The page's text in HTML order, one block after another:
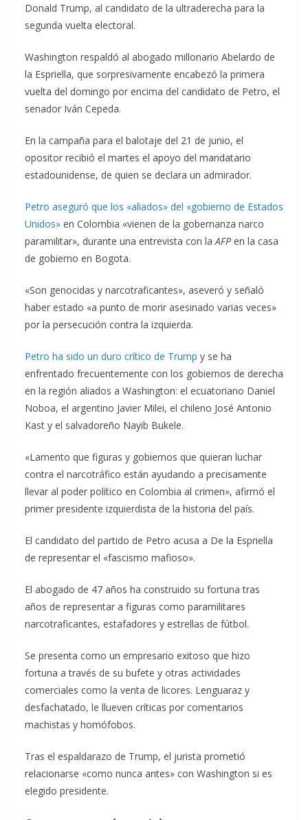
Donald Trump, al candidato de la ultraderecha para la
segunda vuelta electoral.
Washington respaldó al abogado millonario Abelardo de
la Espriella, que sorpresivamente encabezó la primera
vuelta del domingo por encima del candidato de Petro, el
senador Iván Cepeda.
En la campaña para el balotaje del 21 de junio, el
opositor recibió el martes el apoyo del mandatario
estadounidense, de quien se declara un admirador.
Petro aseguró que los «aliados» del «gobierno de Estados
Unidos» en Colombia «vienen de la gobernanza narco
paramilitar», durante una entrevista con la AFP en la casa
de gobierno en Bogota.
«Son genocidas y narcotraficantes», aseveró y señaló
haber estado «a punto de morir asesinado varias veces»
por la persecución contra la izquierda.
Petro ha sido un duro crítico de Trump y se ha
enfrentado frecuentemente con los gobiernos de derecha
en la región aliados a Washington: el ecuatoriano Daniel
Noboa, el argentino Javier Milei, el chileno José Antonio
Kast y el salvadoreño Nayib Bukele.
«Lamento que figuras y gobiernos que quieran luchar
contra el narcotráfico están ayudando a precisamente
llevar al poder político en Colombia al crimen», afirmó el
primer presidente izquierdista de la historia del país.
El candidato del partido de Petro acusa a De la Espriella
de representar el «fascismo mafioso».
El abogado de 47 años ha construido su fortuna tras
años de representar a figuras como paramilitares
narcotraficantes, estafadores y estrellas de fútbol.
Se presenta como un empresario exitoso que hizo
fortuna a través de su bufete y otras actividades
comerciales como la venta de licores. Lenguaraz y
desfachatado, le llueven críticas por comentarios
machistas y homófobos.
Tras el espaldarazo de Trump, el jurista prometió
relacionarse «como nunca antes» con Washington si es
elegido presidente.